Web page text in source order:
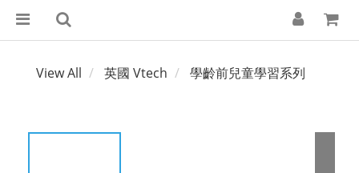
View All 英國 Vtech 學齡前兒童學習系列